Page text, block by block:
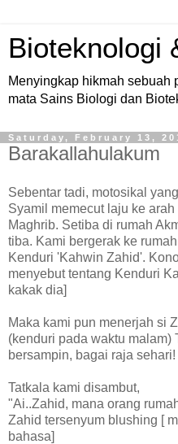
Bioteknologi
Menyingkap hikmah sebuah
mata Sains Biologi dan
Saturday, February 13,
Barakallahulakum
Sebentar tadi, motosikal
Syamil memecut laju ke
Maghrib. Setiba di rumah
tiba. Kami bergerak ke
Kenduri 'Kahwin Zahid'.
menyebut tentang Kenduri
kakak dia]
Maka kami pun menerjah si
(kenduri pada waktu malam)
bersampin, bagai raja sehari!
Tatkala kami disambut,
"Ai..Zahid, mana orang
Zahid tersenyum blushing [
bahasa]